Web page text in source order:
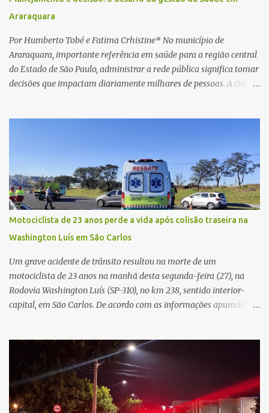
procedimento, a conta bancária ficou bloqueada por algumas
horas. Sem conseguir acessar o sistema, a vítima tentou
novamente contato com o suposto gerente, mas não obteve
resposta. Na segunda-fe...
Araraquara
Por Humberto Tobé e Fatima Crhistine* No município de
Araraquara, importante referência em saúde para a região central
do Estado de São Paulo, administrar a rede pública significa tomar
decisões que impactam diariamente milhares de pessoas. A cidade
o Sistema Único de Saúde (SUS). Nos últimos anos, o Governo
Federal tem ampliado investimentos destinados ao fortalecimento
da atenção básica, da infraestrutura hospitalar e da
regionalização dos serviços de saúde. Entretanto, em um cenário
de demandas crescentes e recursos necessariamente limitados, a
principal missão da gestão pública não é apenas investir mais,
mas decidir melhor onde investir para produzir o maior benefício
possível à população. Essa reflexão encontra respaldo tanto na
teoria da admini...
Motociclista de 23 anos perde a vida após colisão traseira na
Washington Luís em São Carlos
Um grave acidente de trânsito resultou na morte de um
motociclista de 23 anos na manhã desta segunda-feira (27), na
Rodovia Washington Luís (SP-310), no km 238, sentido interior-
capital, em São Carlos. De acordo com as informações apuradas no
veículo, o trânsito estava lento e congestionado devido a obras
realizadas na rodovia, momento em que ocorreu o impacto. Com
a violência da colisão, o motociclista foi arremessado ao solo.
Testemunhas relataram que o capacete teria se desprendido
durante o acidente. O jovem sofreu ferimentos gravíssimos e